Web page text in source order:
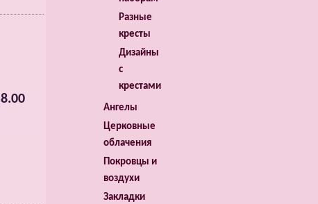
Разные
кресты
Дизайны
с
крестами
Ангелы
Церковные
облачения
Покровцы и
воздухи
Закладки